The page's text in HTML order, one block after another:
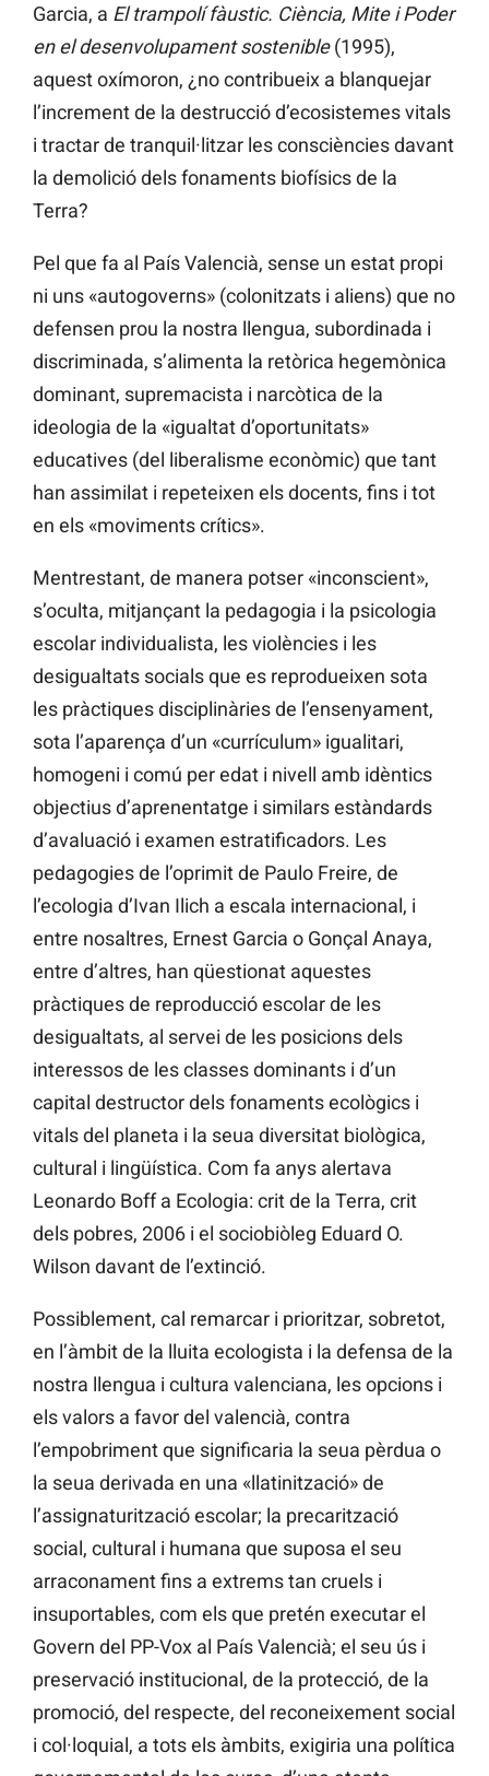
Garcia, a El trampolí fàustic. Ciència, Mite i Poder
en el desenvolupament sostenible(1995),
aquest oxímoron, ¿no contribueix a blanquejar
l’increment de la destrucció d’ecosistemes vitals
i tractar de tranquil·litzar les consciències davant
la demolició dels fonaments biofísics de la
Terra?
Pel que fa al País Valencià, sense un estat propi
ni uns «autogoverns» (colonitzats i aliens) que no
defensen prou la nostra llengua, subordinada i
discriminada, s’alimenta la retòrica hegemònica
dominant, supremacista i narcòtica de la
ideologia de la «igualtat d’oportunitats»
educatives (del liberalisme econòmic) que tant
han assimilat i repeteixen els docents, fins i tot
en els «moviments crítics».
Mentrestant, de manera potser «inconscient»,
s’oculta, mitjançant la pedagogia i la psicologia
escolar individualista, les violències i les
desigualtats socials que es reprodueixen sota
les pràctiques disciplinàries de l’ensenyament,
sota l’aparença d’un «currículum» igualitari,
homogeni i comú per edat i nivell amb idèntics
objectius d’aprenentatge i similars estàndards
d’avaluació i examen estratificadors. Les
pedagogies de l’oprimit de Paulo Freire, de
l’ecologia d’Ivan Ilich a escala internacional, i
entre nosaltres, Ernest Garcia o Gonçal Anaya,
entre d’altres, han qüestionat aquestes
pràctiques de reproducció escolar de les
desigualtats, al servei de les posicions dels
interessos de les classes dominants i d’un
capital destructor dels fonaments ecològics i
vitals del planeta i la seua diversitat biològica,
cultural i lingüística. Com fa anys alertava
Leonardo Boff a Ecologia: crit de la Terra, crit
dels pobres, 2006 i el sociobiòleg Eduard O.
Wilson davant de l’extinció.
Possiblement, cal remarcar i prioritzar, sobretot,
en l’àmbit de la lluita ecologista i la defensa de la
nostra llengua i cultura valenciana, les opcions i
els valors a favor del valencià, contra
l’empobriment que significaria la seua pèrdua o
la seua derivada en una «llatinització» de
l’assignaturització escolar; la precarització
social, cultural i humana que suposa el seu
arraconament fins a extrems tan cruels i
insuportables, com els que pretén executar el
Govern del PP-Vox al País Valencià; el seu ús i
preservació institucional, de la protecció, de la
promoció, del respecte, del reconeixement social
i col·loquial, a tots els àmbits, exigiria una política